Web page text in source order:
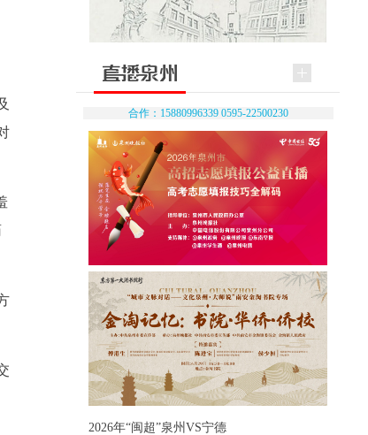
合作：15880996339 0595-22500230
2026年“闽超”泉州VS宁德